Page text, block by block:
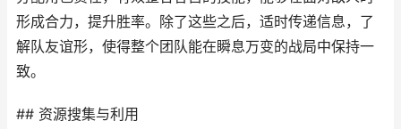
形成合力，提升胜率。除了这些之后，适时传递信息，了
解队友谊形，使得整个团队能在瞬息万变的战局中保持一
致。
## 资源搜集与利用